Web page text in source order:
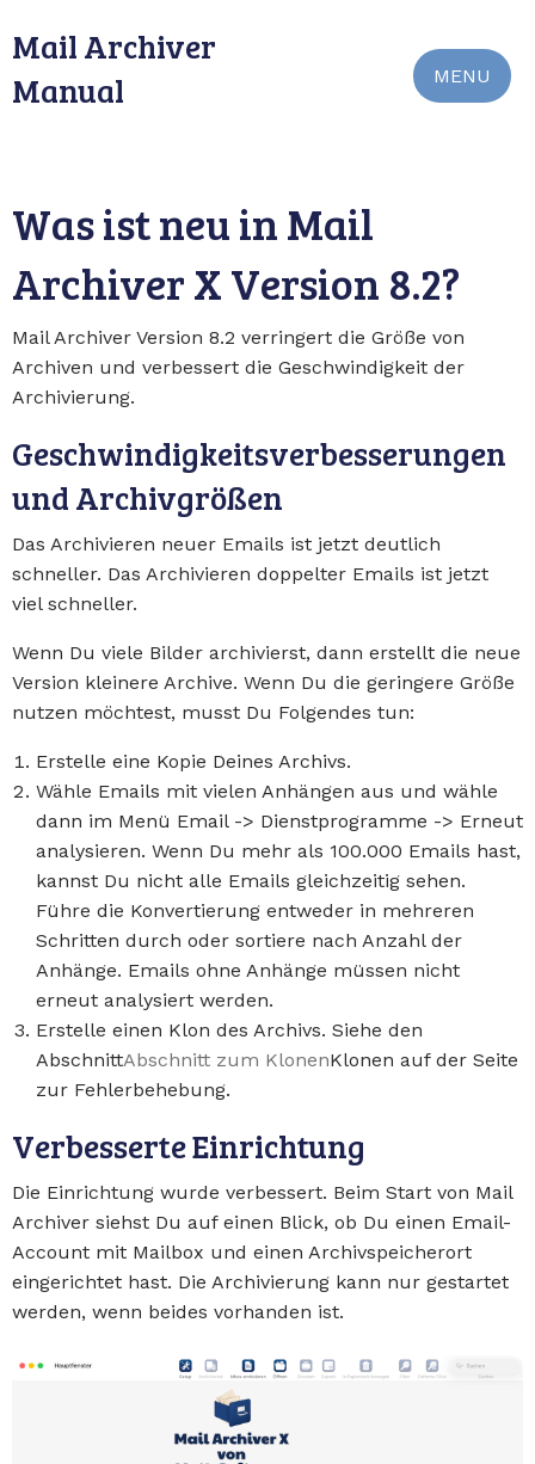
Mail Archiver
Manual
MENU
Was ist neu in Mail
Archiver X Version 8.2?
Mail Archiver Version 8.2 verringert die Größe von
Archiven und verbessert die Geschwindigkeit der
Archivierung.
Geschwindigkeitsverbesserungen
und Archivgrößen
Das Archivieren neuer Emails ist jetzt deutlich
schneller. Das Archivieren doppelter Emails ist jetzt
viel schneller.
Wenn Du viele Bilder archivierst, dann erstellt die neue
Version kleinere Archive. Wenn Du die geringere Größe
nutzen möchtest, musst Du Folgendes tun:
Erstelle eine Kopie Deines Archivs.
Wähle Emails mit vielen Anhängen aus und wähle
dann im Menü Email -> Dienstprogramme -> Erneut
analysieren. Wenn Du mehr als 100.000 Emails hast,
kannst Du nicht alle Emails gleichzeitig sehen.
Führe die Konvertierung entweder in mehreren
Schritten durch oder sortiere nach Anzahl der
Anhänge. Emails ohne Anhänge müssen nicht
erneut analysiert werden.
Erstelle einen Klon des Archivs. Siehe den
AbschnittAbschnitt zum KlonenKlonen auf der Seite
zur Fehlerbehebung.
Verbesserte Einrichtung
Die Einrichtung wurde verbessert. Beim Start von Mail
Archiver siehst Du auf einen Blick, ob Du einen Email-
Account mit Mailbox und einen Archivspeicherort
eingerichtet hast. Die Archivierung kann nur gestartet
werden, wenn beides vorhanden ist.